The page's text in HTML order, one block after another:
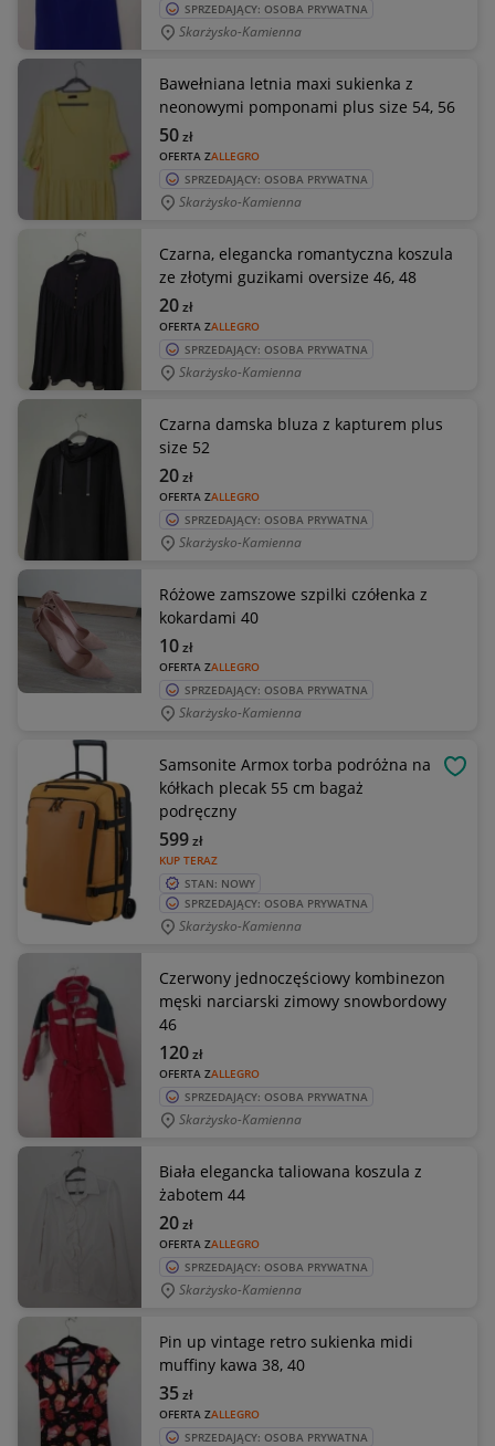
SPRZEDAJĄCY: OSOBA PRYWATNA
Skarżysko-Kamienna
Bawełniana letnia maxi sukienka z
neonowymi pomponami plus size 54, 56
OFERTA ZALLEGRO
50zł
SPRZEDAJĄCY: OSOBA PRYWATNA
Skarżysko-Kamienna
Czarna, elegancka romantyczna koszula
ze złotymi guzikami oversize 46, 48
OFERTA ZALLEGRO
20zł
SPRZEDAJĄCY: OSOBA PRYWATNA
Skarżysko-Kamienna
Czarna damska bluza z kapturem plus
size 52
OFERTA ZALLEGRO
20zł
SPRZEDAJĄCY: OSOBA PRYWATNA
Skarżysko-Kamienna
Różowe zamszowe szpilki czółenka z
kokardami 40
OFERTA ZALLEGRO
10zł
SPRZEDAJĄCY: OSOBA PRYWATNA
Skarżysko-Kamienna
Samsonite Armox torba podróżna na
kółkach plecak 55 cm bagaż
podręczny
KUP TERAZ
599zł
STAN: NOWY
SPRZEDAJĄCY: OSOBA PRYWATNA
Skarżysko-Kamienna
Czerwony jednoczęściowy kombinezon
męski narciarski zimowy snowbordowy
46
OFERTA ZALLEGRO
120zł
SPRZEDAJĄCY: OSOBA PRYWATNA
Skarżysko-Kamienna
Biała elegancka taliowana koszula z
żabotem 44
OFERTA ZALLEGRO
20zł
SPRZEDAJĄCY: OSOBA PRYWATNA
Skarżysko-Kamienna
Pin up vintage retro sukienka midi
muffiny kawa 38, 40
OFERTA ZALLEGRO
35zł
SPRZEDAJĄCY: OSOBA PRYWATNA